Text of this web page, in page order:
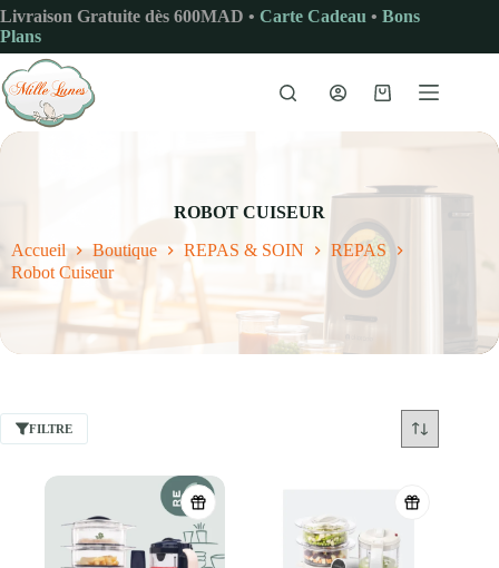
Passer
au
contenu
Livraison Gratuite dès 600MAD • Carte Cadeau • Bons
Plans
Panier
ROBOT CUISEUR
Accueil Boutique REPAS & SOIN
REPAS
Robot Cuiseur
FILTRE